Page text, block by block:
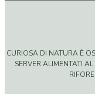
CURIOSA DI NATURA È
SERVER ALIMENTATI